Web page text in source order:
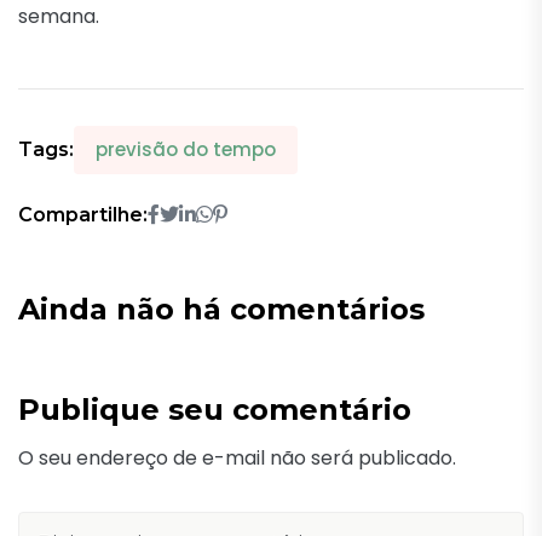
semana.
Tags: previsão do tempo
Compartilhe:
Ainda não há comentários
Publique seu comentário
O seu endereço de e-mail não será publicado.